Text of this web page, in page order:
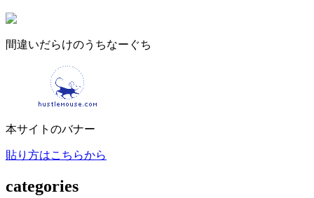
間違いだらけのうちなーぐち
本サイトのバナー
貼り方はこちらから
categories